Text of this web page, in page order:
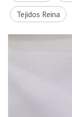
Tejidos Reina